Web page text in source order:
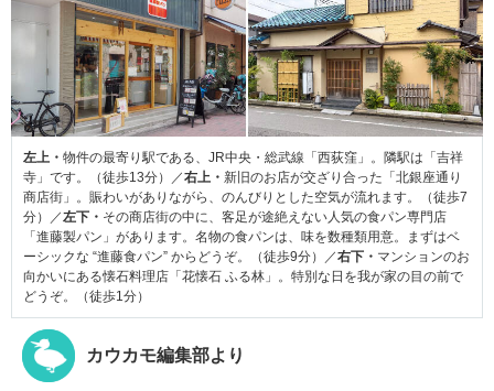
左上・ 物件の最寄り駅である、JR中央・総武線「西荻窪」。隣駅は「吉祥
寺」です。（徒歩13分）／右上・ 新旧のお店が交ざり合った「北銀座通り
商店街」。賑わいがありながら、のんびりとした空気が流れます。（徒歩7
分）／左下・ その商店街の中に、客足が途絶えない人気の食パン専門店
「進藤製パン」があります。名物の食パンは、味を数種類用意。まずはベ
ーシックな “進藤食パン” からどうぞ。（徒歩9分）／右下・ マンションのお
向かいにある懐石料理店「花懐石 ふる林」。特別な日を我が家の目の前で
どうぞ。（徒歩1分）
カウカモ編集部より